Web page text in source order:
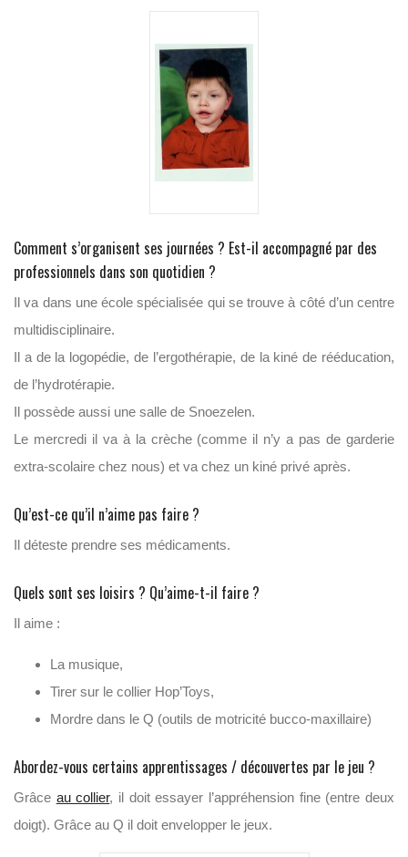
Comment s’organisent ses journées ? Est-il accompagné par des
professionnels dans son quotidien ?
Il va dans une école spécialisée qui se trouve à côté d’un centre
multidisciplinaire.
Il a de la logopédie, de l’ergothérapie, de la kiné de rééducation,
de l’hydrotérapie.
Il possède aussi une salle de Snoezelen.
Le mercredi il va à la crèche (comme il n’y a pas de garderie
extra-scolaire chez nous) et va chez un kiné privé après.
Qu’est-ce qu’il n’aime pas faire ?
Il déteste prendre ses médicaments.
Quels sont ses loisirs ? Qu’aime-t-il faire ?
Il aime :
La musique,
Tirer sur le collier Hop’Toys,
Mordre dans le Q (outils de motricité bucco-maxillaire)
Abordez-vous certains apprentissages / découvertes par le jeu ?
Grâce au collier, il doit essayer l’appréhension fine (entre deux
doigt). Grâce au Q il doit envelopper le jeux.